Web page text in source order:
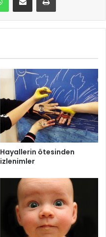
Hayallerin ötesinden
izlenimler